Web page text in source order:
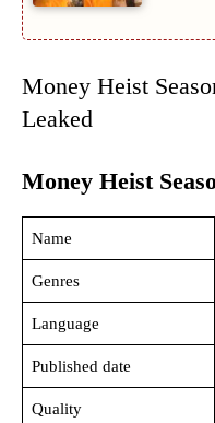
Money Heist
Leaked
Money Heist
Name
Genres
Language
Published date
Quality